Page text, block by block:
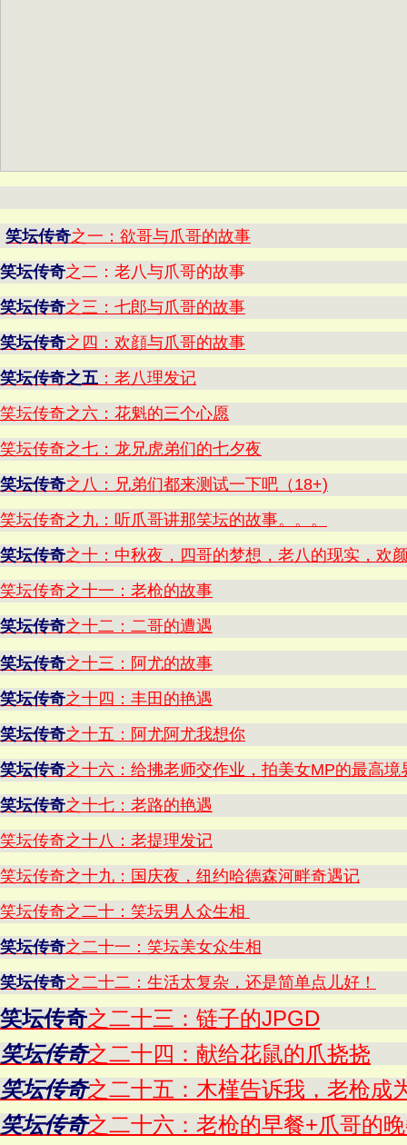
笑坛传奇之一：欲哥与爪哥的故事
笑坛传奇之二：老八与爪哥的故事
笑坛传奇之三：七郎与爪哥的故事
笑坛传奇之四：欢顔与爪哥的故事
笑坛传奇之五 ：老八理发记
笑坛传奇之六：花魁的三个心愿
笑坛传奇之七：龙兄虎弟们的七夕夜
笑坛传奇之八：兄弟们都来测试一下吧（18+)
笑坛传奇之九：听爪哥讲那笑坛的故事。。。
笑坛传奇之十：中秋夜，四哥的梦想，老八的现实，欢
笑坛传奇之十一：老枪的故事
笑坛传奇之十二：二哥的遭遇
笑坛传奇之十三：阿尤的故事
笑坛传奇之十四：丰田的艳遇
笑坛传奇之十五：阿尤阿尤我想你
笑坛传奇之十六：给拂老师交作业，拍美女MP的最高境
笑坛传奇之十七：老路的艳遇
笑坛传奇之十八：老提理发记
笑坛传奇之十九：国庆夜，纽约哈德森河畔奇遇记
笑坛传奇之二十：笑坛男人众生相
笑坛传奇之二十一：笑坛美女众生相
笑坛传奇之二十二：生活太复杂，还是简单点儿好！
笑坛传奇之二十三：链子的JPGD
笑坛传奇之二十四：献给花鼠的爪挠挠
笑坛传奇之二十五：木槿告诉我，老枪成
笑坛传奇之二十六：老枪的早餐+爪哥的